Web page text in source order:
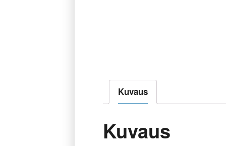
Kuvaus
Kuvaus